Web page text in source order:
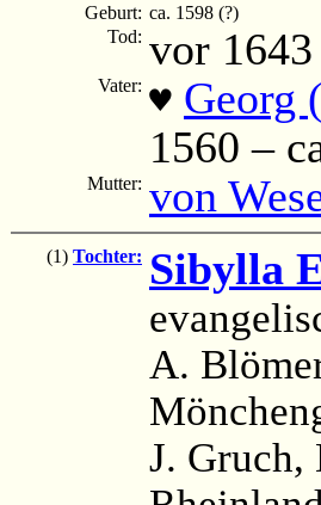
Geburt: ca. 1598 (?)
Tod: vor 1643
Vater: ♥ Georg (
1560 –
Mutter: von
(1) Tochter: Sibylla
A.
J. Gruch,